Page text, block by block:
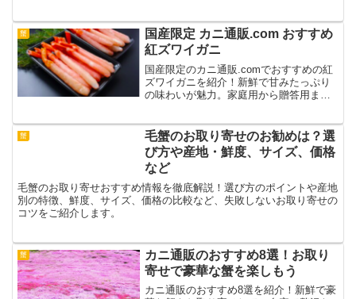
蟹
国産限定 カニ通販.com おすすめ
紅ズワイガニ
国産限定のカニ通販.comでおすすめの紅
ズワイガニを紹介！新鮮で甘みたっぷり
の味わいが魅力。家庭用から贈答用まで
蟹
毛蟹のお取り寄せのお勧めは？選
び方や産地・鮮度、サイズ、価格
など
毛蟹のお取り寄せおすすめ情報を徹底解説！選び方のポイントや産地
別の特徴、鮮度、サイズ、価格の比較など、失敗しないお取り寄せの
コツをご紹介します。
蟹
カニ通販のおすすめ8選！お取り
寄せで豪華な蟹を楽しもう
カニ通販のおすすめ8選を紹介！新鮮で豪